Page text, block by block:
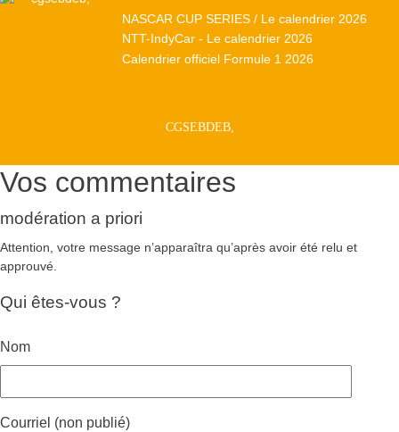
NASCAR CUP SERIES / Le calendrier 2026
NTT-IndyCar - Le calendrier 2026
Calendrier officiel Formule 1 2026
CGSEBDEB,
Vos commentaires
modération a priori
Attention, votre message n’apparaîtra qu’après avoir été relu et
approuvé.
Qui êtes-vous ?
Nom
Courriel (non publié)